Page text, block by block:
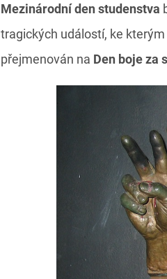
Mezinárodní den studenstva
tragických událostí, ke
přejmenován na Den boje za